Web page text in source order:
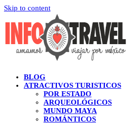
Skip to content
BLOG
ATRACTIVOS TURISTICOS
POR ESTADO
ARQUEOLÓGICOS
MUNDO MAYA
ROMÁNTICOS